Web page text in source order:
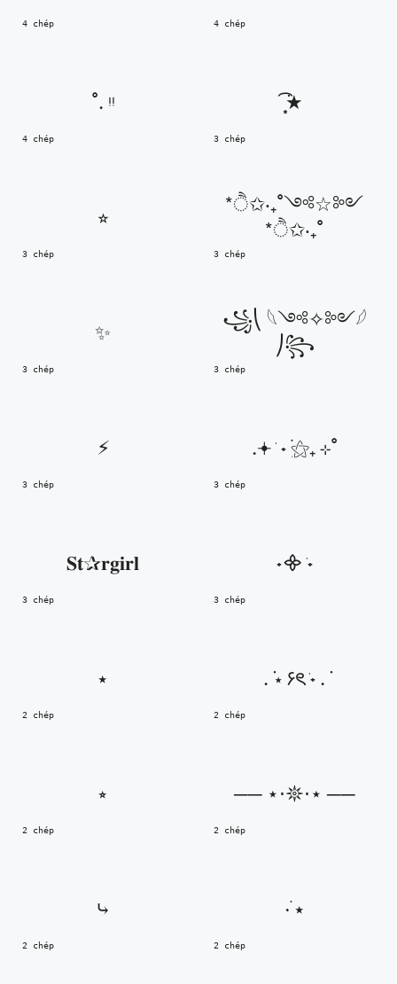
4 chép 4 chép
4 chép
˚. ᵎᵎ
3 chép
͙͘͡★
3 chép
⭐︎
3 chép
*ੈ✩‧₊˚༺☆༻
*ੈ✩‧₊˚
3 chép
✨
3 chép
꧁⎝ 𓆩༺✧༻𓆪
⎠꧂
3 chép
⚡︎
3 chép
.𖥔 ݁ ˖ִ ࣪⚝₊ ⊹˚
3 chép
𝐒𝐭✰𝐫𝐠𝐢𝐫𝐥
3 chép
˖᯽ ݁˖
2 chép
⭑
2 chép
‎ . ݁⋆ ۶ৎ ݁˖ . ݁
2 chép
⭒
2 chép
── ⋆⋅𖤓⋅⋆ ──
2 chép
⤷
2 chép
٠ ࣪⭑